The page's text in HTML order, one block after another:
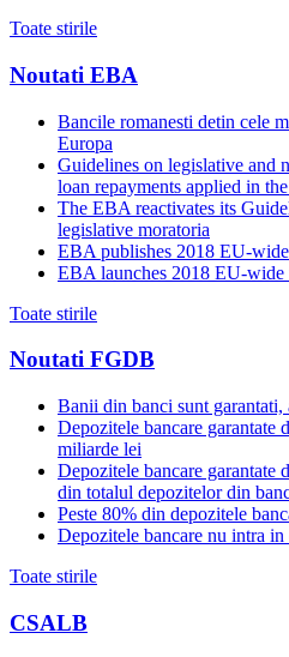
Toate stirile
Noutati EBA
Bancile romanesti detin cele
Europa
Guidelines on legislative and
loan repayments applied in
The EBA reactivates its
legislative moratoria
EBA publishes 2018 EU-wide
EBA launches 2018 EU-wide
Toate stirile
Noutati FGDB
Banii din banci sunt
Depozitele bancare garantate
miliarde lei
Depozitele bancare garantate
din totalul depozitelor din
Peste 80% din depozitele
Depozitele bancare nu intra in
Toate stirile
CSALB